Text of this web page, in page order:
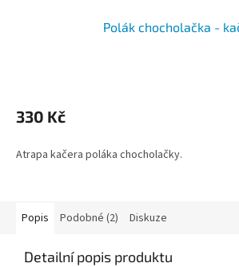
Polák chocholačka -
330 Kč
Atrapa kačera poláka chocholačky.
Popis Podobné (2) Diskuze
Detailní popis produktu